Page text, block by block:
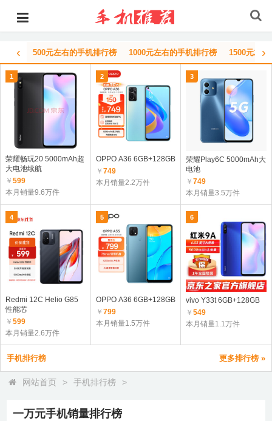
‹ 500元左右的手机排行榜 1000元左右的手机排行榜 1500元左›
1
荣耀畅玩20 5000mAh超
大电池续航
￥ 599
本月销量9.6万件
2
OPPO A36 6GB+128GB
￥ 749
本月销量2.2万件
3
荣耀Play6C 5000mAh大
电池
￥749
本月销量3.5万件
4
Redmi 12C Helio G85
性能芯
￥ 599
本月销量2.6万件
5
OPPO A36 6GB+128GB
￥ 799
本月销量1.5万件
6
vivo Y33t 6GB+128GB
￥549
本月销量1.1万件
手机排行榜 更多排行榜 »
网站首页 > 手机排行榜 >
一万元手机销量排行榜